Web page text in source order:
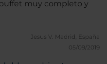
muy completo y
Jesus V. Madrid, España
05/09/2019